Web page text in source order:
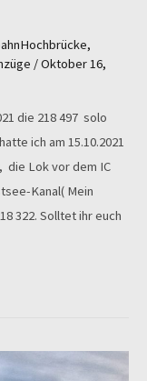
,
/Oktober 16,
die 218 497 solo
ich am 15.10.2021
die Lok vor dem IC
Kanal( Mein
322. Solltet ihr euch